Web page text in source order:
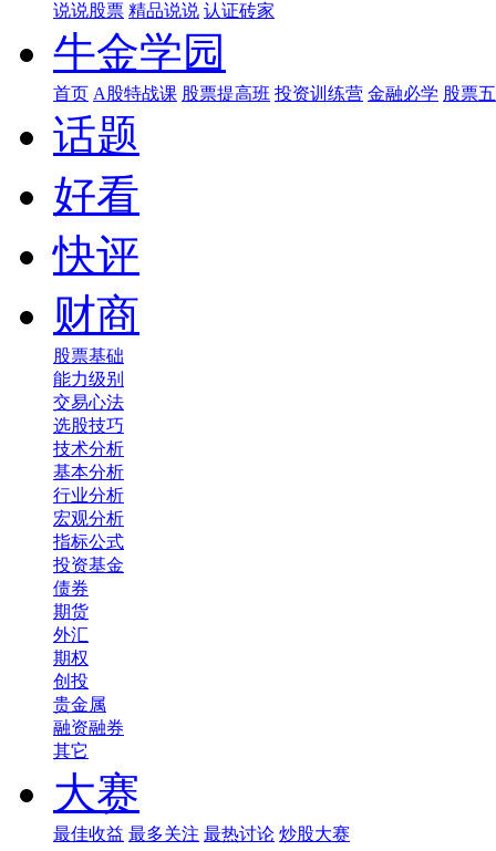
说说股票 精品说说 认证砖家
牛金学园
首页 A股特战课 股票提高班 投资训练营 金融必学 股票
话题
好看
快评
财商
股票基础
能力级别
交易心法
选股技巧
技术分析
基本分析
行业分析
宏观分析
指标公式
投资基金
债券
期货
外汇
期权
创投
贵金属
融资融券
其它
大赛
最佳收益 最多关注 最热讨论 炒股大赛